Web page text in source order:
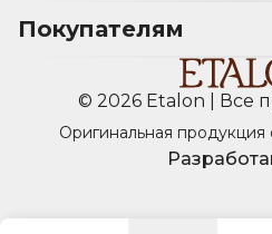
Покупателям
© 2026 Etalon | Все
Оригинальная